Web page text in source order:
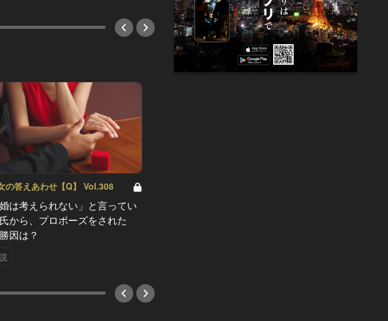
の答えあわせ【Q】 Vol.308
婚は考えられない」と言ってい
から、プロポーズをされた
因は？